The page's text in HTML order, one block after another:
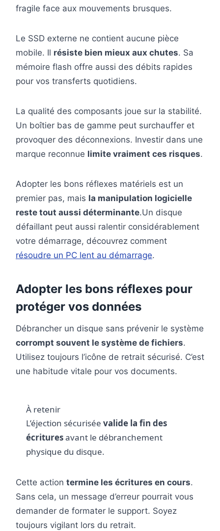
fragile face aux mouvements brusques.
Le SSD externe ne contient aucune pièce
mobile. Il résiste bien mieux aux chutes. Sa
mémoire flash offre aussi des débits rapides
pour vos transferts quotidiens.
La qualité des composants joue sur la stabilité.
Un boîtier bas de gamme peut surchauffer et
provoquer des déconnexions. Investir dans une
marque reconnue limite vraiment ces risques.
Adopter les bons réflexes matériels est un
premier pas, mais la manipulation logicielle
reste tout aussi déterminante.Un disque
défaillant peut aussi ralentir considérablement
votre démarrage, découvrez comment
résoudre un PC lent au démarrage.
Adopter les bons réflexes pour
protéger vos données
Débrancher un disque sans prévenir le système
corrompt souvent le système de fichiers.
Utilisez toujours l’icône de retrait sécurisé. C’est
une habitude vitale pour vos documents.
À retenir
L’éjection sécuriséevalide la fin des
écrituresavant le débranchement
physique du disque.
Cette action termine les écritures en cours.
Sans cela, un message d’erreur pourrait vous
demander de formater le support. Soyez
toujours vigilant lors du retrait.